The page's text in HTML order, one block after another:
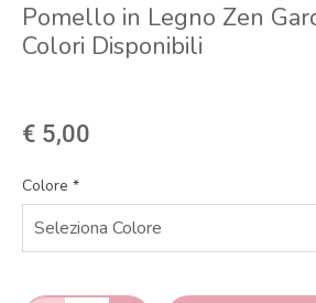
Pomello in Legno Zen
Colori Disponibili
€ 5,00
Colore *